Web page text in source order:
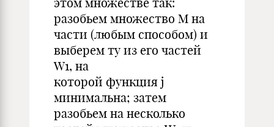
разобьем множество M на
части (любым способом) и
выберем ту из его частей
W1, на
которой функция j
минимальна; затем
разобьем на несколько